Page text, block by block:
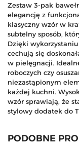
Zestaw 3-pak
elegancję z
klasyczny wzór w
subtelny sposób,
Dzięki
cechują się
w pielęgnacji.
roboczych czy
niezastąpionym
każdej kuchni.
wzór sprawiają, że
stylowy dodatek do
PODOBNE